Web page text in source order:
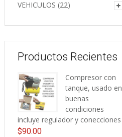
VEHICULOS (22)
Productos Recientes
Compresor con
tanque, usado en
buenas
condiciones
incluye regulador y conecciones
$90.00